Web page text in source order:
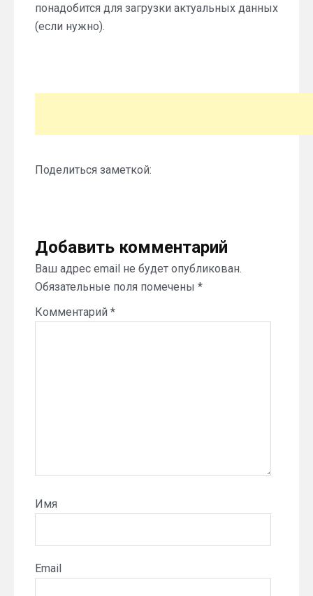
понадобится для загрузки актуальных данных
(если нужно).
Поделиться заметкой:
Добавить комментарий
Ваш адрес email не будет опубликован.
Обязательные поля помечены *
Комментарий *
Имя
Email